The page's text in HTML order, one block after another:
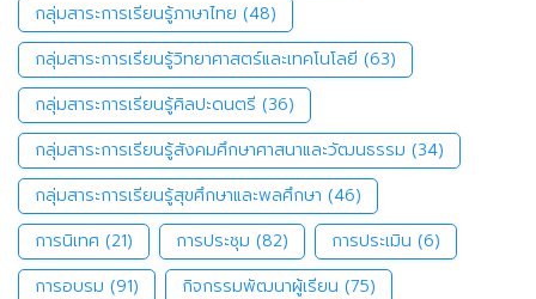
กลุ่มสาระการเรียนรู้ภาษาไทย (48)
กลุ่มสาระการเรียนรู้วิทยาศาสตร์และเทคโนโลยี (63)
กลุ่มสาระการเรียนรู้ศิลปะดนตรี (36)
กลุ่มสาระการเรียนรู้สังคมศึกษาศาสนาและวัฒนธรรม (34)
กลุ่มสาระการเรียนรู้สุขศึกษาและพลศึกษา (46)
การนิเทศ (21) การประชุม (82) การประเมิน (6)
การอบรม (91) กิจกรรมพัฒนาผู้เรียน (75)